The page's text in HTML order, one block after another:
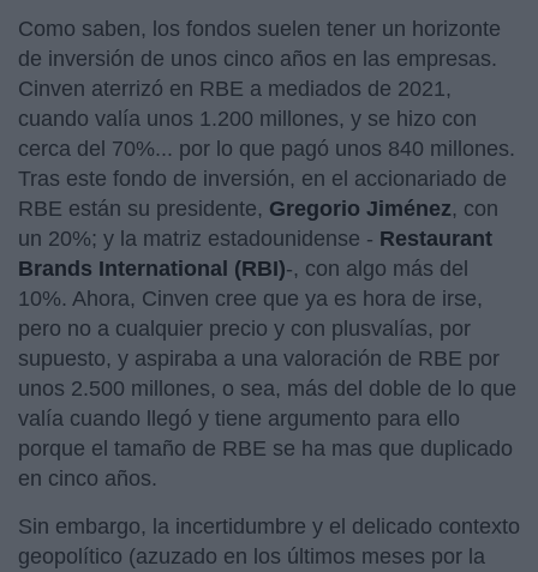
Como saben, los fondos suelen tener un horizonte
de inversión de unos cinco años en las empresas.
Cinven aterrizó en RBE a mediados de 2021,
cuando valía unos 1.200 millones, y se hizo con
cerca del 70%... por lo que pagó unos 840 millones.
Tras este fondo de inversión, en el accionariado de
RBE están su presidente, Gregorio Jiménez, con
un 20%; y la matriz estadounidense - Restaurant
Brands International (RBI)-, con algo más del
10%. Ahora, Cinven cree que ya es hora de irse,
pero no a cualquier precio y con plusvalías, por
supuesto, y aspiraba a una valoración de RBE por
unos 2.500 millones, o sea, más del doble de lo que
valía cuando llegó y tiene argumento para ello
porque el tamaño de RBE se ha mas que duplicado
en cinco años.
Sin embargo, la incertidumbre y el delicado contexto
geopolítico (azuzado en los últimos meses por la